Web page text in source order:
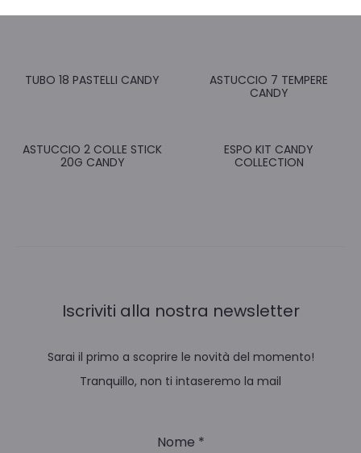
TUBO 18 PASTELLI CANDY
ASTUCCIO 7 TEMPERE
CANDY
ASTUCCIO 2 COLLE STICK
20G CANDY
ESPO KIT CANDY
COLLECTION
Iscriviti alla nostra newsletter
Sarai il primo a scoprire le novità del momento!
Tranquillo, non ti intaseremo la mail
Nome *